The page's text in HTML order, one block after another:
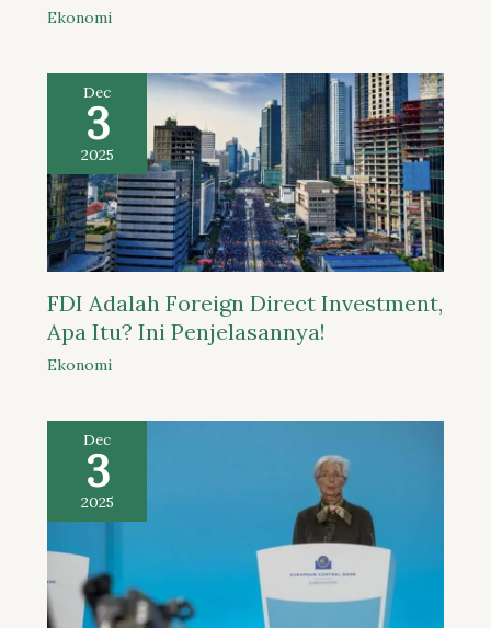
Ekonomi
Dec
3
2025
FDI Adalah Foreign Direct Investment,
Apa Itu? Ini Penjelasannya!
Ekonomi
Dec
3
2025